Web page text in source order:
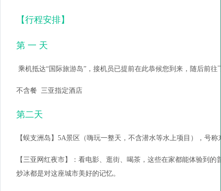
【行程安排】
第 一 天
乘机抵达“国际旅游岛”，接机员已提前在此恭候您到来，随后前
不含餐 三亚指定酒店
第二天
【蜈支洲岛】5A景区（嗨玩一整天，不含潜水等水上项目），号
【三亚网红夜市】：看电影、逛街、喝茶，这些在家都能体验到
炒冰都是对这座城市美好的记忆。